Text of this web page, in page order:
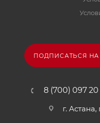
ПОДПИСАТЬСЯ
8 (700) 097 20
г.